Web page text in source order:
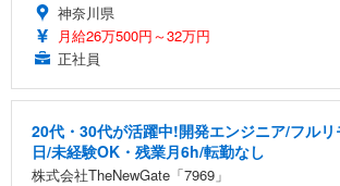
神奈川県
月給26万500円～32万円
正社員
20代・30代が活躍中!開発エンジニア/フル
日/未経験OK・残業月6h/転勤なし
株式会社TheNewGate「7969」